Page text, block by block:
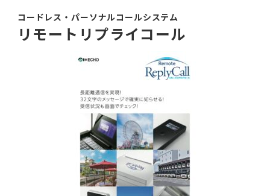
コードレス・パーソナルコールシステム
リモートリプライコール